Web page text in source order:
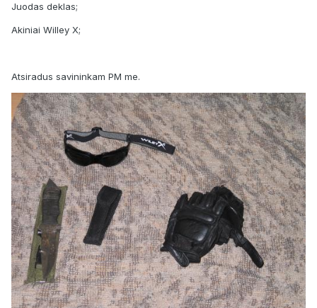
Juodas deklas;
Akiniai Willey X;
Atsiradus savininkam PM me.